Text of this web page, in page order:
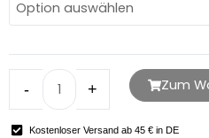
-
In)
+ Zum
Kostenloser Versand ab 45 € in DE